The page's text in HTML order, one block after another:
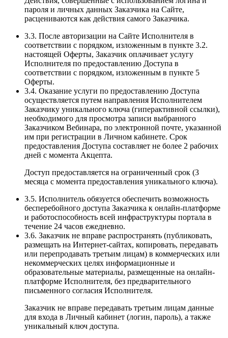
пароля и личных данных Заказчика на Сайте,
расцениваются как действия самого Заказчика.
3.3. После авторизации на Сайте Исполнителя в
соответствии с порядком, изложенным в пункте 3.2.
настоящей Оферты, Заказчик оплачивает услугу
Исполнителя по предоставлению Доступа в
соответствии с порядком, изложенным в пункте 5
Оферты.
3.4. Оказание услуги по предоставлению Доступа
осуществляется путем направления Исполнителем
Заказчику уникального ключа (гиперактивной ссылки),
необходимого для просмотра записи выбранного
Заказчиком Вебинара, по электронной почте, указанной
им при регистрации в Личном кабинете. Срок
предоставления Доступа составляет не более 2 рабочих
дней с момента Акцепта.
Доступ предоставляется на ограниченный срок (3
месяца с момента предоставления уникального ключа).
3.5. Исполнитель обязуется обеспечить возможность
бесперебойного доступа Заказчика к онлайн-платформе
и работоспособность всей инфраструктуры портала в
течение 24 часов ежедневно.
3.6. Заказчик не вправе распространять (публиковать,
размещать на Интернет-сайтах, копировать, передавать
или перепродавать третьим лицам) в коммерческих или
некоммерческих целях информационные и
образовательные материалы, размещенные на онлайн-
платформе Исполнителя, без предварительного
письменного согласия Исполнителя.
Заказчик не вправе передавать третьим лицам данные
для входа в Личный кабинет (логин, пароль), а также
уникальный ключ доступа.